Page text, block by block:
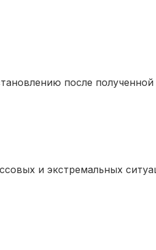
после
и экстремальных